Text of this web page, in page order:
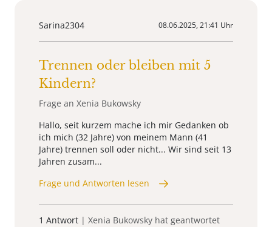
Sarina2304 08.06.2025, 21:41 Uhr
Trennen oder bleiben mit 5
Kindern?
Frage an Xenia Bukowsky
Hallo, seit kurzem mache ich mir Gedanken ob
ich mich (32 Jahre) von meinem Mann (41
Jahre) trennen soll oder nicht... Wir sind seit 13
Jahren zusam...
Frage und Antworten lesen
1 Antwort | Xenia Bukowsky hat geantwortet